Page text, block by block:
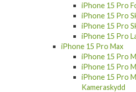
iPhone 15 Pro
iPhone 15 Pro
iPhone 15 Pro
iPhone 15 Pro
iPhone 15 Pro Max
iPhone 15 Pro
iPhone 15 Pro
iPhone 15 Pro
Kameraskydd